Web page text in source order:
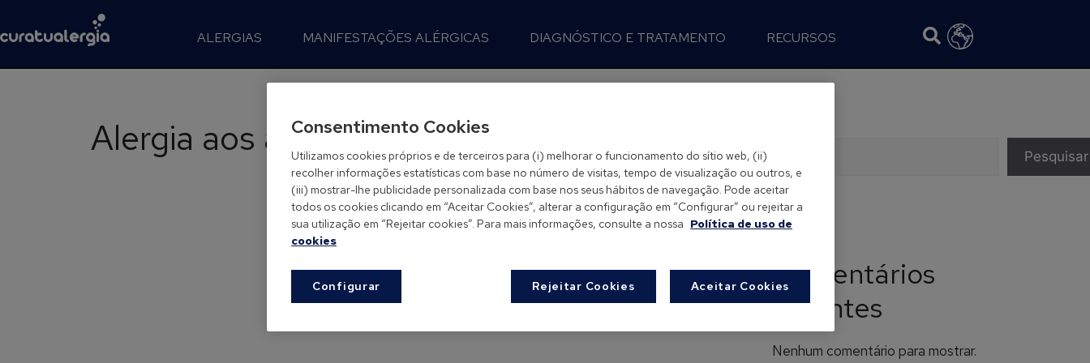
ALERGIAS MANIFESTAÇÕES ALÉRGICAS DIAGNÓSTICO E TRATAMENTO RECURSOS
Alergia aos animais Pesquisar
Comentários
recentes
Nenhum comentário para mostrar.
Consentimento Cookies
Utilizamos cookies próprios e de terceiros para (i) melhorar o funcionamento do sítio web, (ii)
recolher informações estatísticas com base no número de visitas, tempo de visualização ou outros, e
(iii) mostrar-lhe publicidade personalizada com base nos seus hábitos de navegação. Pode aceitar
todos os cookies clicando em “Aceitar Cookies”, alterar a configuração em “Configurar” ou rejeitar a
sua utilização em “Rejeitar cookies”. Para mais informações, consulte a nossa Política de uso de
cookies
Rejeitar Cookies Aceitar Cookies
Configurar